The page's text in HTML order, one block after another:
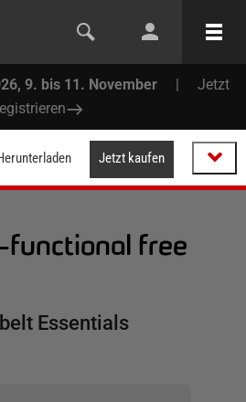
9. bis 11. November |
Jetzt
Jetzt kaufen
free
Essentials